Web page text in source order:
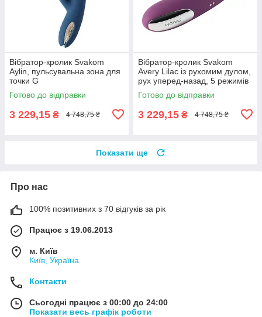
Вібратор-кролик Svakom
Aylin, пульсувальна зона для
точки G
Готово до відправки
3 229,15 ₴ 4 748,75 ₴
Вібратор-кролик Svakom
Avery Lilac із рухомим дулом,
рух уперед-назад, 5 режимів
Готово до відправки
3 229,15 ₴ 4 748,75 ₴
Показати ще
Про нас
100% позитивних з 70 відгуків за рік
Працює з 19.06.2013
м. Київ
Київ, Україна
Контакти
Сьогодні працює з 00:00 до 24:00
Показати весь графік роботи